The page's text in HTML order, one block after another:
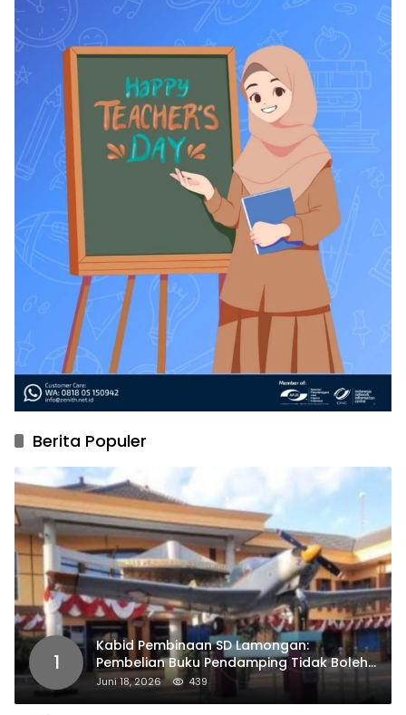
Berita Populer
1
Kabid Pembinaan SD Lamongan:
Pembelian Buku Pendamping Tidak Boleh
Dipaksakan
Juni 18, 2026 439